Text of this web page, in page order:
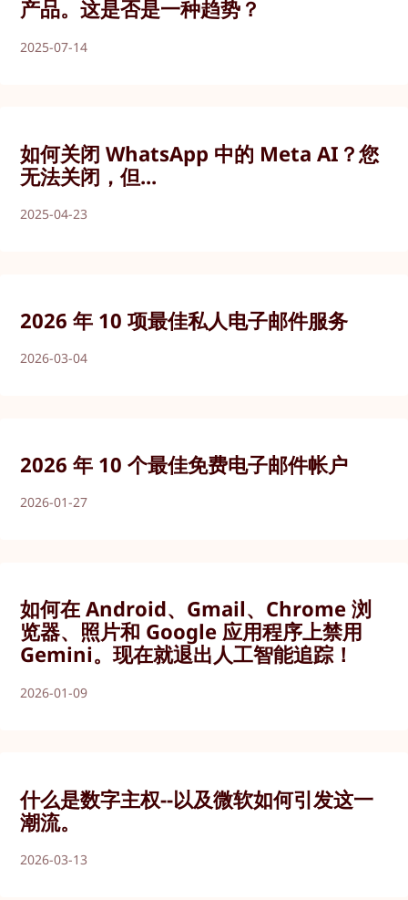
产品。这是否是一种趋势？
2025-07-14
如何关闭 WhatsApp 中的 Meta AI？您
无法关闭，但...
2025-04-23
2026 年 10 项最佳私人电子邮件服务
2026-03-04
2026 年 10 个最佳免费电子邮件帐户
2026-01-27
如何在 Android、Gmail、Chrome 浏
览器、照片和 Google 应用程序上禁用
Gemini。现在就退出人工智能追踪！
2026-01-09
什么是数字主权--以及微软如何引发这一
潮流。
2026-03-13